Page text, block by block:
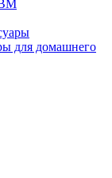
для домашнего